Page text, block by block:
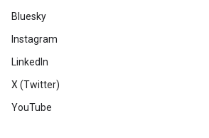
Bluesky
Instagram
LinkedIn
X (Twitter)
YouTube